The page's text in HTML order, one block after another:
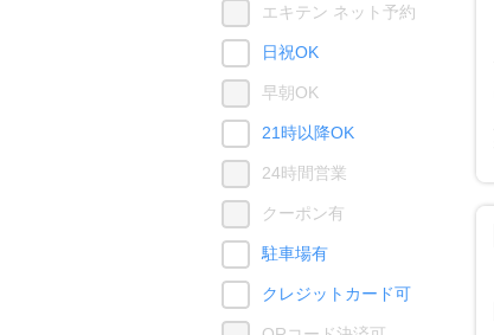
エキテン ネット予約
日祝OK
早朝OK
21時以降OK
24時間営業
クーポン有
駐車場有
クレジットカード可